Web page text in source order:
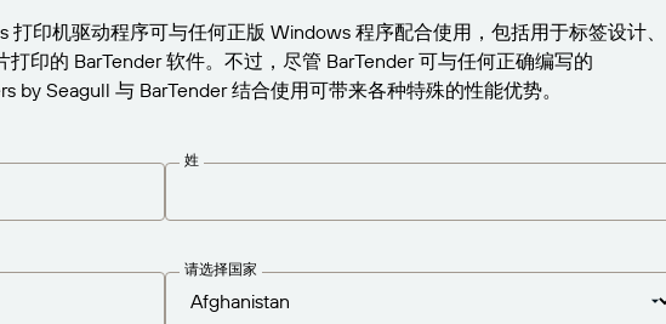
印机驱动程序可与任何正版 Windows 程序配合使用，包括用于标签设计、
印的 BarTender 软件。不过，尽管 BarTender 可与任何正确编写的
by Seagull 与 BarTender 结合使用可带来各种特殊的性能优势。
姓
请选择国家